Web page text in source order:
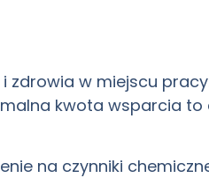
zdrowia w miejscu
kwota wsparcia to
na czynniki